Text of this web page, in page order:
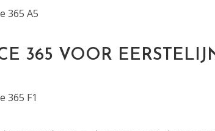
365 A5
365 VOOR
365 F1